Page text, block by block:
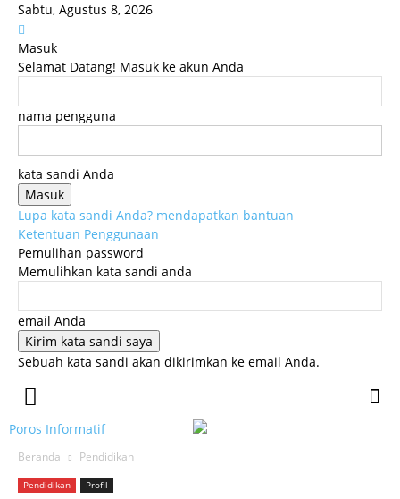
Sabtu, Agustus 8, 2026
Masuk
Selamat Datang! Masuk ke akun Anda
nama pengguna
kata sandi Anda
Lupa kata sandi Anda? mendapatkan bantuan
Ketentuan Penggunaan
Pemulihan password
Memulihkan kata sandi anda
email Anda
Sebuah kata sandi akan dikirimkan ke email Anda.
Poros Informatif
Beranda Pendidikan
Pendidikan Profil